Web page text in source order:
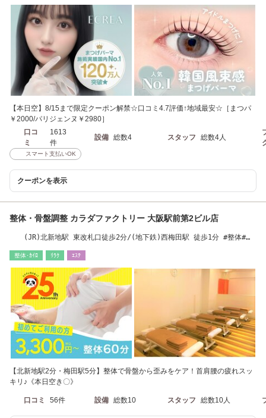
【本日空】8/15まで限定クーポン解禁☆口コミ4.7評価↑地域最安☆［まつパ
￥2000/パリジェンヌ￥2980］
口コ
ミ
1613
件
設備 総数4 スタッフ 総数4人
スマート支払いOK
クーポンを表示
整体・骨盤調整 カラダファクトリー 大阪駅前第2ビル店
(JR)北新地駅 東改札口徒歩2分/(地下鉄)西梅田駅 徒歩1分 #整体#骨
整体･ｶｲﾛ ﾘﾗｸ ｴｽﾃ
【北新地駅2分・梅田駅5分】整体で骨盤から歪みをケア！首肩腰の疲れスッ
キリ♪《本日空き〇》
口コミ 56件 設備 総数10 スタッフ 総数10人